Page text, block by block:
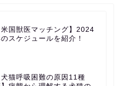
米国獣医マッチング】2024
スケジュールを紹介！
犬猫呼吸困難の原因11種